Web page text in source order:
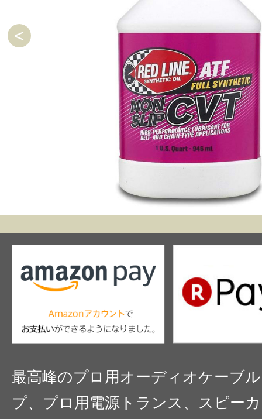
最高峰のプロ用オーディオケーブ
プ、プロ用電源トランス、スピー